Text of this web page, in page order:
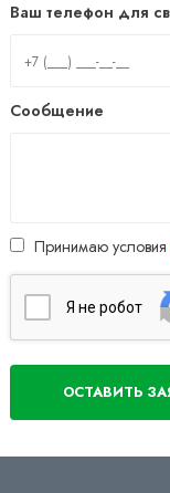
Ваш телефон для
Сообщение
Принимаю условия
Я нe poбoт